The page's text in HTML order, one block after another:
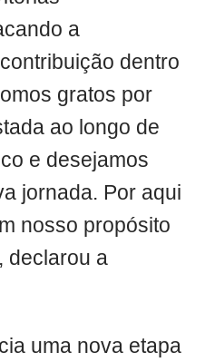
a
dentro
gratos por
ao longo de
e desejamos
jornada. Por aqui
nosso propósito
declarou a
uma nova etapa